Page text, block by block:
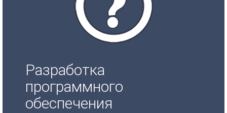
Разработка
программного
обеспечения